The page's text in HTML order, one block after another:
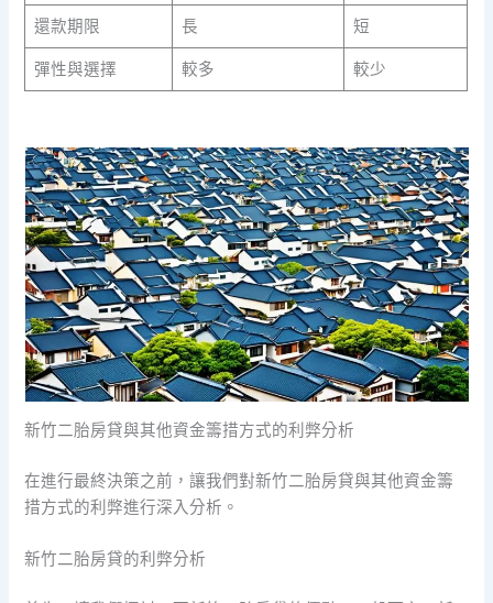
還款期限 長 短
彈性與選擇 較多 較少
新竹二胎房貸與其他資金籌措方式的利弊分析
在進行最終決策之前，讓我們對新竹二胎房貸與其他資金籌
措方式的利弊進行深入分析。
新竹二胎房貸的利弊分析